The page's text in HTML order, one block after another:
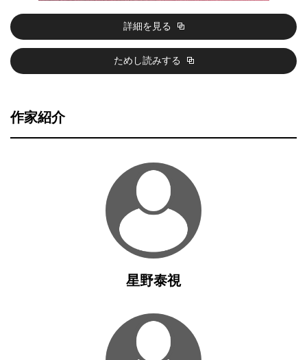
詳細を見る
ためし読みする
作家紹介
星野泰視